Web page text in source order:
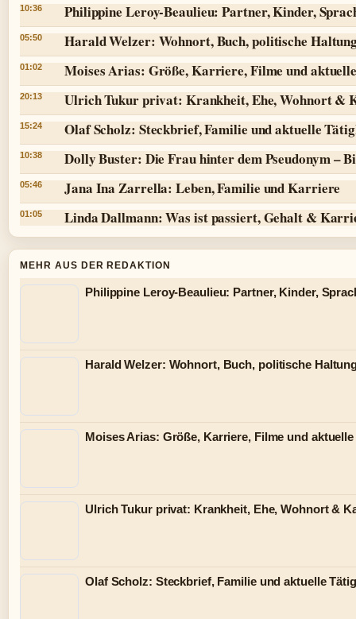
10:36 Philippine Leroy-Beaulieu: Partner, Kinder,
05:50 Harald Welzer: Wohnort, Buch, politische
01:02 Moises Arias: Größe, Karriere, Filme und
20:13 Ulrich Tukur privat: Krankheit, Ehe, Wohnort &
15:24 Olaf Scholz: Steckbrief, Familie und aktuelle
10:38 Dolly Buster: Die Frau hinter dem Pseudonym –
05:46 Jana Ina Zarrella: Leben, Familie und Karriere
01:05 Linda Dallmann: Was ist passiert, Gehalt &
MEHR AUS DER REDAKTION
Philippine Leroy-Beaulieu: Partner, Kinder,
Harald Welzer: Wohnort, Buch, politische
Moises Arias: Größe, Karriere, Filme und
Ulrich Tukur privat: Krankheit, Ehe, Wohnort &
Olaf Scholz: Steckbrief, Familie und aktuelle